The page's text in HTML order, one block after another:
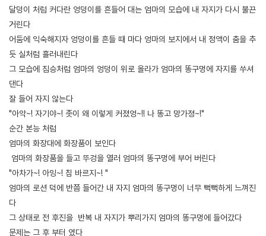
달덩이 처럼 커다란 엉덩이를 흔들어 대는 엄마의 모습에 내 자지가 다시 불끈
거린다
어둠에 익숙해지자 엉덩이를 흔들 때 마다 엉마의 보지에서 내 정액이 춤을 추
듯 실처럼 흘러내린다
그 모습에 짐승처럼 엄마의 엉덩이 위로 올라가 엄마의 똥구멍에 자지를 쑤셔
댄다
잘 들어 자지 않는다
"아악~! 자기야~! 좃이 왜 이렇게 커졌엉~!! 나 똥고 망가졍~!"
순간 본능 처럼
엄마의 화장대에 화장품이 보인다
엄마의 화장품을 들고 뚜겅을 열러 엄마의 똥구멍에 부어 버린다
"아차가~! 아잉~! 침 바르지~! "
엄마의 로션 덕에 반쯤 들어간 내 자지 엄마의 똥구멍이 너무 뻑뻑하게 느껴진
다
그 상태로 전 후진을 반복 내 자지가 뿌리가지 엄마의 똥구멍에 들어갔다
문제는 그 후 부터 였다